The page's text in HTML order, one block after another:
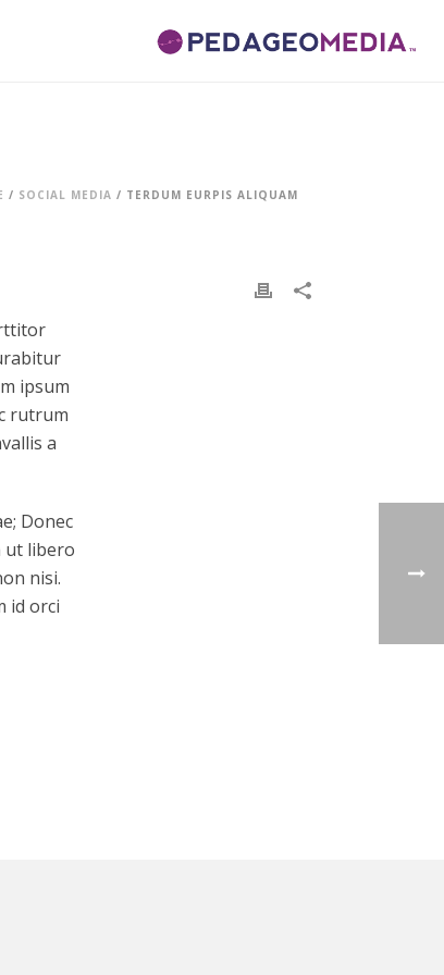
/ SOCIAL MEDIA / TERDUM EURPIS ALIQUAM
ipsum
rutrum
a
Donec
ut libero
nisi.
id orci